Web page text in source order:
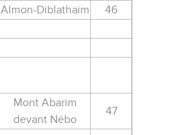
Almon-Diblathaïm
46
Mont Abarim
devant Nébo
47